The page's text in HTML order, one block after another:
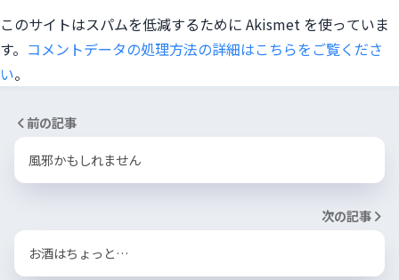
このサイトはスパムを低減するために Akismet を使っていま
す。 コメントデータの処理方法の詳細はこちらをご覧くださ
い。
前の記事
風邪かもしれません
次の記事
お酒はちょっと…